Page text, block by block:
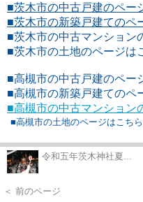
■茨木市の中古戸建のペー
■茨木市の新築戸建てのペ
■茨木市の中古マンション
■茨木市の土地のページは
■高槻市の中古戸建のペー
■高槻市の新築戸建てのペ
■高槻市の中古マンション
■高槻市の土地のページはこちら
令和五年茨木神社夏...
＜ 前のページ